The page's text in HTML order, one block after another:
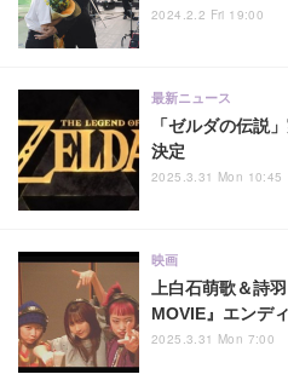
2024.2.2 Fri 19:00
「ゼルダの伝説
決定
最新ニュース
2025.3.31 Mon 10:45
上白石萌歌＆詩
MOVIE』エンデ
映画
2025.3.31 Mon 7:00